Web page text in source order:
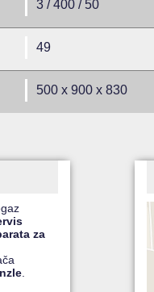
3 / 400 / 50
49
500 x 900 x 830
za
.